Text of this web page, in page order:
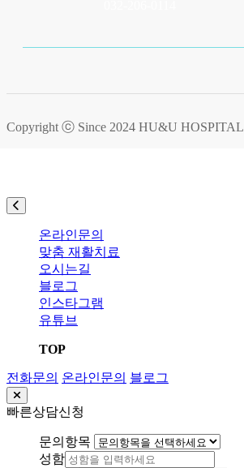
Copyright ⓒ Since 2024 HU&U HOSPITAL
온라인문의
맞춤 재활치료
오시는길
블로그
인스타그램
유튜브
TOP
전화문의 온라인문의 블로그
빠른상담신청
문의항목
성함